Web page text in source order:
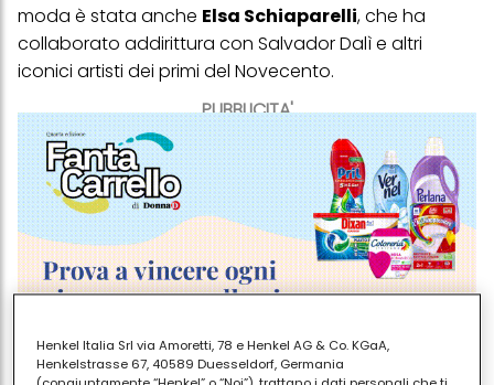
PUBBLICITA'
moda è stata anche Elsa Schiaparelli, che ha
collaborato addirittura con Salvador Dalì e altri
iconici artisti dei primi del Novecento.
Henkel Italia Srl via Amoretti, 78 e Henkel AG & Co. KGaA,
Henkelstrasse 67, 40589 Duesseldorf, Germania